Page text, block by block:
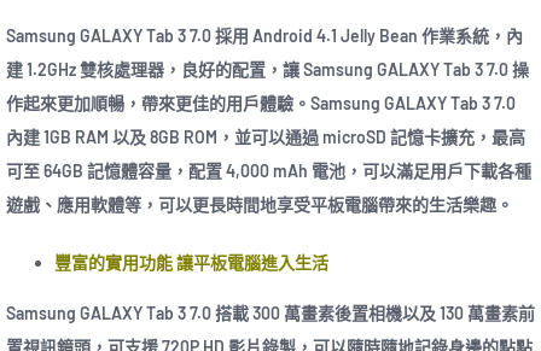
Samsung GALAXY Tab 3 7.0 採用 Android 4.1 Jelly Bean 作業系統，內
建 1.2GHz 雙核處理器，良好的配置，讓 Samsung GALAXY Tab 3 7.0 操
作起來更加順暢，帶來更佳的用戶體驗。Samsung GALAXY Tab 3 7.0
內建 1GB RAM 以及 8GB ROM，並可以通過 microSD 記憶卡擴充，最高
可至 64GB 記憶體容量，配置 4,000 mAh 電池，可以滿足用戶下載各種
遊戲、應用軟體等，可以更長時間地享受平板電腦帶來的生活樂趣。
豐富的實用功能 讓平板電腦進入生活
Samsung GALAXY Tab 3 7.0 搭載 300 萬畫素後置相機以及 130 萬畫素前